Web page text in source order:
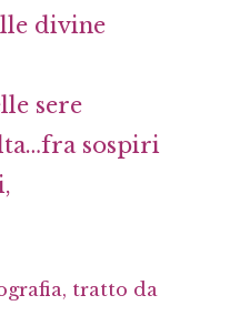
divine
sere
sospiri
tratto da